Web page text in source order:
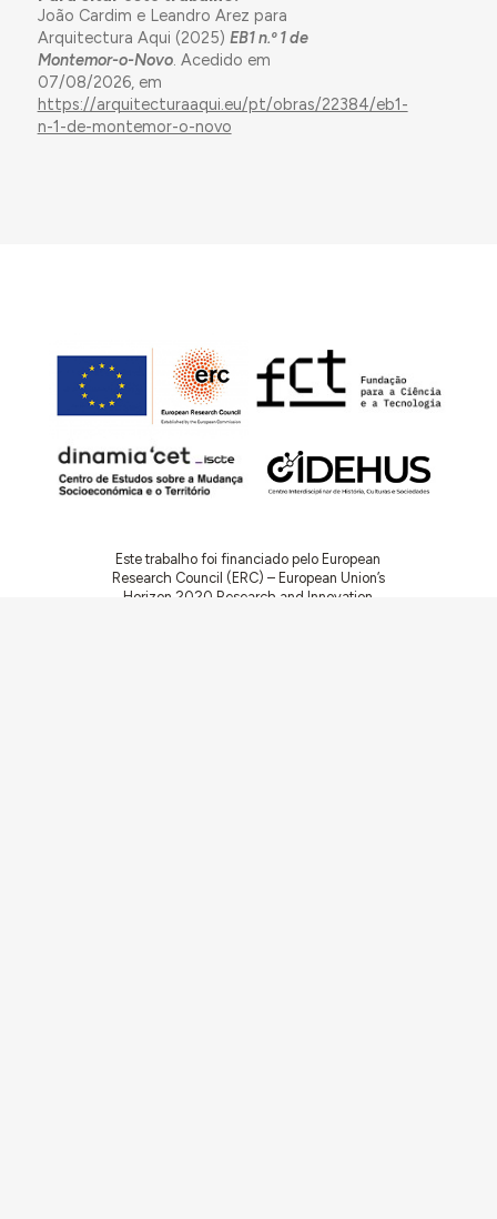
João Cardim e Leandro Arez para
Arquitectura Aqui (2025) EB1 n.º 1 de
Montemor-o-Novo. Acedido em
07/08/2026, em
https://arquitecturaaqui.eu/pt/obras/22384/eb1-
n-1-de-montemor-o-novo
Este trabalho foi financiado pelo European
Research Council (ERC) – European Union’s
Horizon 2020 Research and Innovation